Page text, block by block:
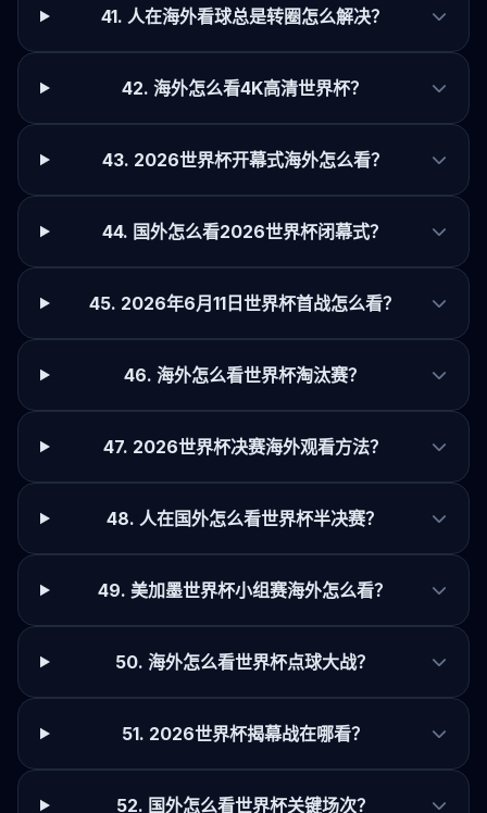
41. 人在海外看球总是转圈怎么解决？
42. 海外怎么看4K高清世界杯？
43. 2026世界杯开幕式海外怎么看？
44. 国外怎么看2026世界杯闭幕式？
45. 2026年6月11日世界杯首战怎么看？
46. 海外怎么看世界杯淘汰赛？
47. 2026世界杯决赛海外观看方法？
48. 人在国外怎么看世界杯半决赛？
49. 美加墨世界杯小组赛海外怎么看？
50. 海外怎么看世界杯点球大战？
51. 2026世界杯揭幕战在哪看？
52. 国外怎么看世界杯关键场次？